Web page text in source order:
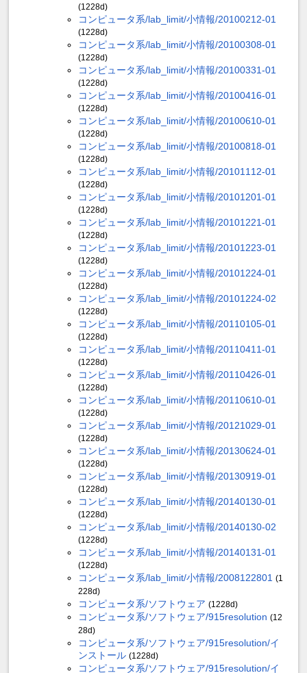
(1228d)
コンピュータ系/lab_limit/小情報/20100212-01
(1228d)
コンピュータ系/lab_limit/小情報/20100308-01
(1228d)
コンピュータ系/lab_limit/小情報/20100331-01
(1228d)
コンピュータ系/lab_limit/小情報/20100416-01
(1228d)
コンピュータ系/lab_limit/小情報/20100610-01
(1228d)
コンピュータ系/lab_limit/小情報/20100818-01
(1228d)
コンピュータ系/lab_limit/小情報/20101112-01
(1228d)
コンピュータ系/lab_limit/小情報/20101201-01
(1228d)
コンピュータ系/lab_limit/小情報/20101221-01
(1228d)
コンピュータ系/lab_limit/小情報/20101223-01
(1228d)
コンピュータ系/lab_limit/小情報/20101224-01
(1228d)
コンピュータ系/lab_limit/小情報/20101224-02
(1228d)
コンピュータ系/lab_limit/小情報/20110105-01
(1228d)
コンピュータ系/lab_limit/小情報/20110411-01
(1228d)
コンピュータ系/lab_limit/小情報/20110426-01
(1228d)
コンピュータ系/lab_limit/小情報/20110610-01
(1228d)
コンピュータ系/lab_limit/小情報/20121029-01
(1228d)
コンピュータ系/lab_limit/小情報/20130624-01
(1228d)
コンピュータ系/lab_limit/小情報/20130919-01
(1228d)
コンピュータ系/lab_limit/小情報/20140130-01
(1228d)
コンピュータ系/lab_limit/小情報/20140130-02
(1228d)
コンピュータ系/lab_limit/小情報/20140131-01
(1228d)
コンピュータ系/lab_limit/小情報/2008122801 (1
228d)
コンピュータ系/ソフトウェア (1228d)
コンピュータ系/ソフトウェア/915resolution (12
28d)
コンピュータ系/ソフトウェア/915resolution/イ
ンストール (1228d)
コンピュータ系/ソフトウェア/915resolution/イ